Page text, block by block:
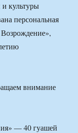
и культуры
персональная
внимание
— 40 гуашей